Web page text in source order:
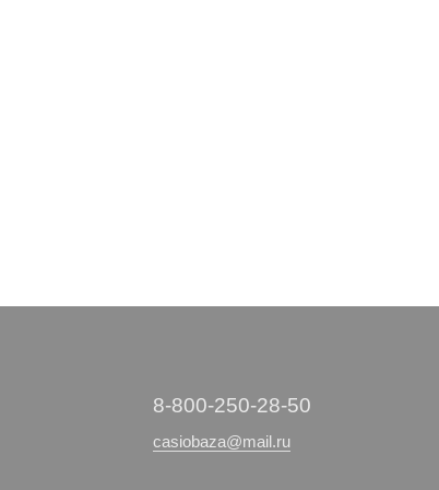
‭8-800-250-28-50
casiobaza@mail.ru